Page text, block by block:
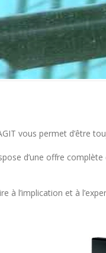
vous permet d’être
d’une offre
à l’implication et à